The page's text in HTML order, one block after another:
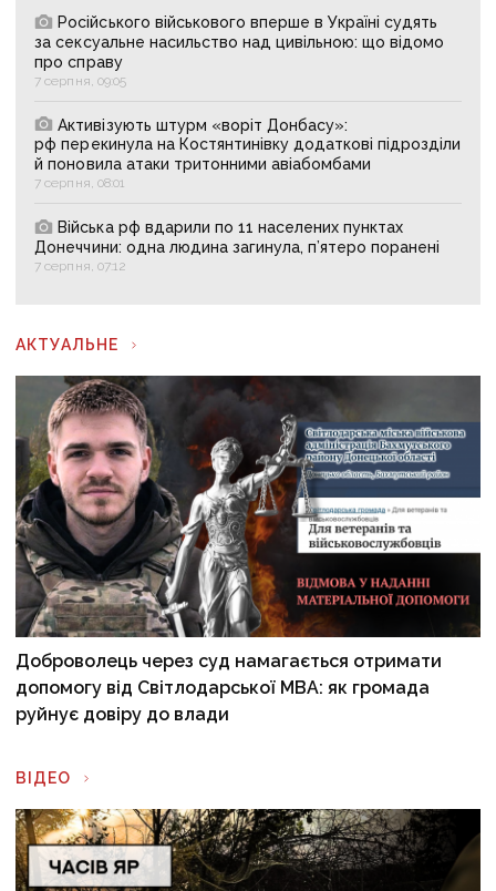
Російського військового вперше в Україні судять
за сексуальне насильство над цивільною: що відомо
про справу
7 серпня, 09:05
Активізують штурм «воріт Донбасу»:
рф перекинула на Костянтинівку додаткові підрозділи
й поновила атаки тритонними авіабомбами
7 серпня, 08:01
Війська рф вдарили по 11 населених пунктах
Донеччини: одна людина загинула, п’ятеро поранені
7 серпня, 07:12
АКТУАЛЬНЕ
Доброволець через суд намагається отримати
допомогу від Світлодарської МВА: як громада
руйнує довіру до влади
ВІДЕО